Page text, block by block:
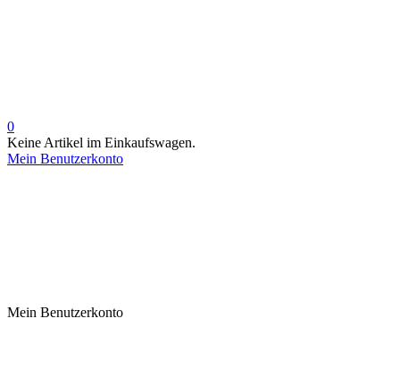
0
Keine Artikel im Einkaufswagen.
Mein Benutzerkonto
Mein Benutzerkonto